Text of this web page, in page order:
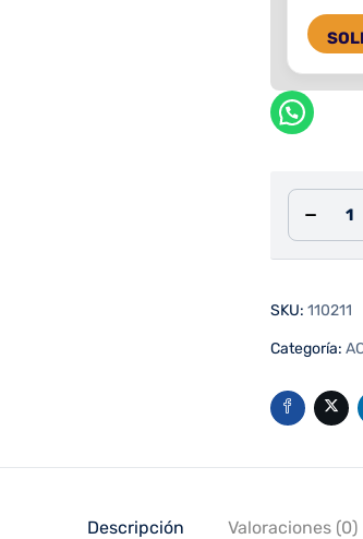
SKU: 110211
Categoría:
Descripción Valoraciones (0)